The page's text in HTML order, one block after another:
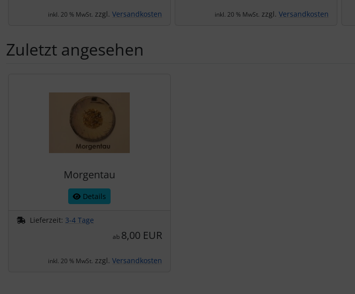
inkl. 20 % MwSt. zzgl. Versandkosten inkl. 20 % MwSt. zzgl. Versandkosten
Zuletzt angesehen
Morgentau
Details
Lieferzeit: 3-4 Tage
ab 8,00 EUR
inkl. 20 % MwSt. zzgl. Versandkosten